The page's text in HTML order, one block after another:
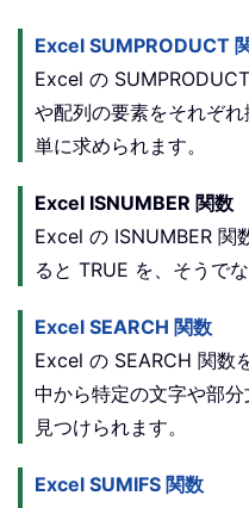
Excel SUMPRODUCT
Excel の
や配列の要素をそれぞ
単に求められます。
Excel ISNUMBER 関数
Excel の ISNUMBER 関
ると TRUE を、そうで
Excel SEARCH 関数
Excel の SEARCH 関数
中から特定の文字や部
見つけられます。
Excel SUMIFS 関数